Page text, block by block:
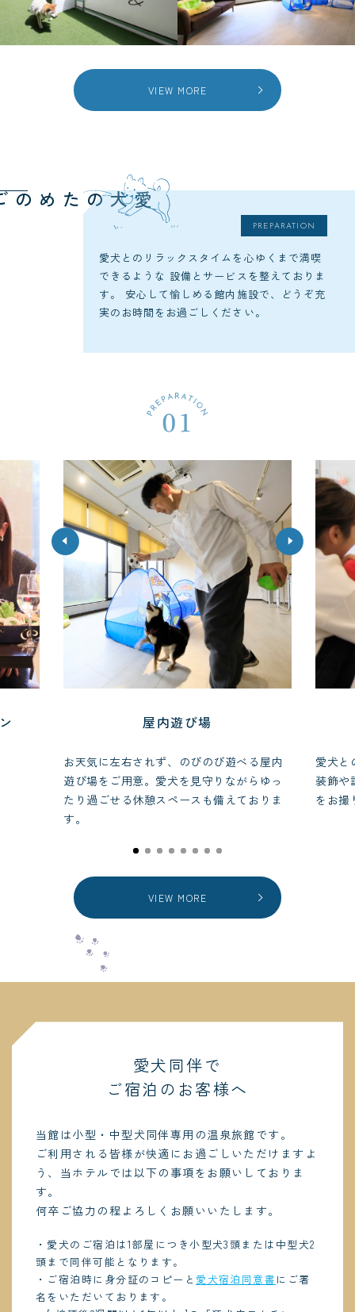
VIEW MORE
愛犬のための
PREPARATION
愛犬とのリラックスタイムを心ゆくまで満喫
できるような 設備とサービスを整えておりま
す。
安心して愉しめる館内施設で、どうぞ充
実のお時間をお過ごしください。
屋内遊び場
お天気に左右されず、のびのび遊べる屋内
遊び場をご用意。愛犬を見守りながらゆっ
たり過ごせる休憩スペースも備えておりま
す。
愛犬と
装飾や
をお撮
VIEW MORE
愛犬同伴で
ご宿泊のお客様へ
当館は小型・中型犬同伴専用の温泉旅館です。
ご利用される皆様が快適にお過ごしいただけますよ
う、当ホテルでは以下の事項をお願いしておりま
す。
何卒ご協力の程よろしくお願いいたします。
・愛犬のご宿泊は1部屋につき小型犬3頭または中型犬2
頭まで同伴可能となります。
・ご宿泊時に身分証のコピーと 愛犬宿泊同意書 にご署
名をいただいております。